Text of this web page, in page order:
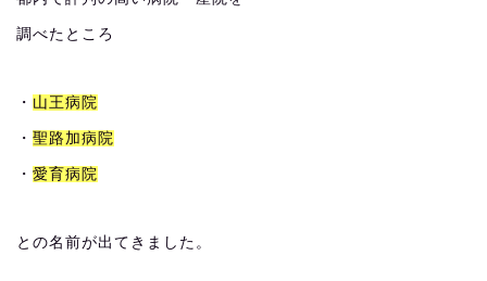
調べたところ
・ 山王病院
・ 聖路加病院
・ 愛育病院
との名前が出てきました。